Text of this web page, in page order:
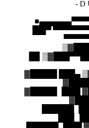
- D
▐██▀
▓█████ ███▄
▓█████ ▐███